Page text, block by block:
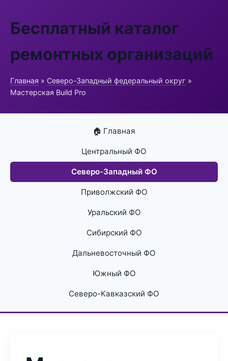
Бесплатный каталог
ремонтных организаций
Главная » Северо-Западный федеральный округ »
Мастерская Build Pro
🏠 Главная
Центральный ФО
Северо-Западный ФО
Приволжский ФО
Уральский ФО
Сибирский ФО
Дальневосточный ФО
Южный ФО
Северо-Кавказский ФО